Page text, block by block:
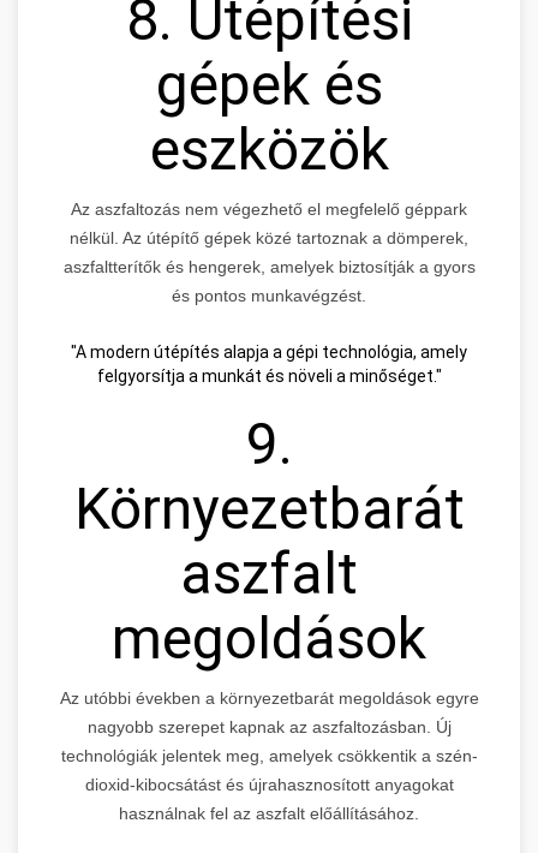
8. Útépítési
gépek és
eszközök
Az aszfaltozás nem végezhető el megfelelő géppark
nélkül. Az útépítő gépek közé tartoznak a dömperek,
aszfaltterítők és hengerek, amelyek biztosítják a gyors
és pontos munkavégzést.
"A modern útépítés alapja a gépi technológia, amely
felgyorsítja a munkát és növeli a minőséget."
9.
Környezetbarát
aszfalt
megoldások
Az utóbbi években a környezetbarát megoldások egyre
nagyobb szerepet kapnak az aszfaltozásban. Új
technológiák jelentek meg, amelyek csökkentik a szén-
dioxid-kibocsátást és újrahasznosított anyagokat
használnak fel az aszfalt előállításához.